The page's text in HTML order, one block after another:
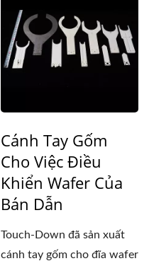
Cánh Tay Gốm
Cho Việc Điều
Khiển Wafer Của
Bán Dẫn
Touch-Down đã sản xuất
cánh tay gốm cho đĩa wafer